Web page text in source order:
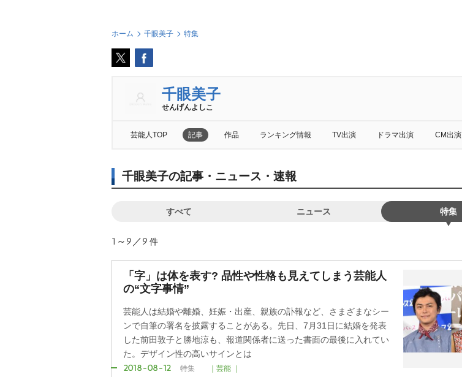
ホーム 千眼美子 特集
千眼美子
せんげんよしこ
芸能人TOP 記事 作品 ランキング情報 TV出演 ドラマ出演 CM出演
千眼美子の記事・ニュース・速報
すべて ニュース 特集
1～9／9 件
「字」は体を表す? 品性や性格も見えてしまう芸能人
の“文字事情”
芸能人は結婚や離婚、妊娠・出産、親族の訃報など、さまざまなシー
ンで自筆の署名を披露することがある。先日、7月31日に結婚を発表
した前田敦子と勝地涼も、報道関係者に送った書面の最後に入れてい
た。デザイン性の高いサインとは
2018-08-12 特集 ｜芸能 ｜